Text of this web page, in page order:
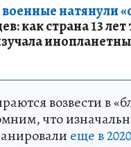
натянули
как страна 13 лет
возвести в
что
еще в